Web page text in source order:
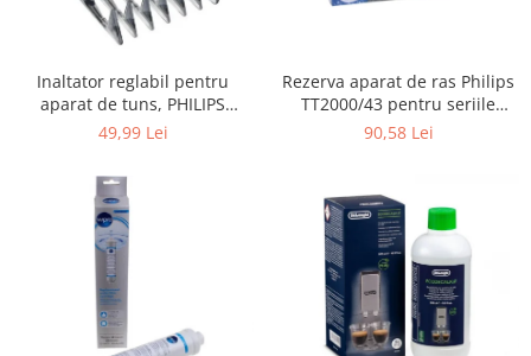
Gaming, Carti & Birotica
Birotica & Papetarie
Console, Jocuri & Accesorii
Ingrijire personala & Cosmetice
Accesorii aparate hair styling
Aparate & Accesorii ingrijire
personala
Aparate cosmetice
Articole Sanatate si Wellness
Consumabile sanitare
Inaltator reglabil pentru
aparat de tuns, PHILIPS
422203633281, 3-15 mm,
49,99 Lei
Rezerva aparat de ras Philips
TT2000/43 pentru seriile
Bodygroom 3000/5000/7000 si
90,58 Lei